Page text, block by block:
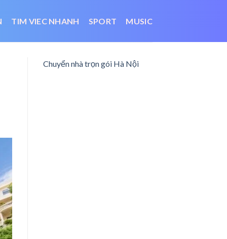
TIM VIEC NHANH SPORT MUSIC
Chuyển nhà trọn gói Hà Nội